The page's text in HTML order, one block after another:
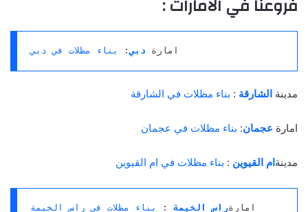
فروعنا في الامارات :
امارة دبي: بناء مظلات في دبي
مدينة الشارقة : بناء مظلات في الشارقة
امارة عجمان: بناء مظلات في عجمان
مدينةام القيوين : بناء مظلات في ام القيوين
امارةراس الخيمة : بناء مظلات في راس الخيمة